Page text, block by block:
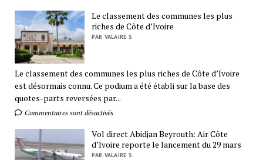
Le classement des communes les plus
riches de Côte d’Ivoire
PAR VALAIRE S
Le classement des communes les plus riches de Côte d’Ivoire
est désormais connu. Ce podium a été établi sur la base des
quotes-parts reversées par...
Commentaires sont désactivés
Vol direct Abidjan Beyrouth: Air Côte
d’Ivoire reporte le lancement du 29 mars
PAR VALAIRE S